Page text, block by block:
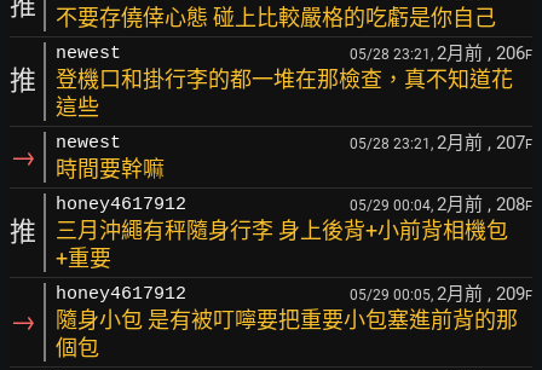
不要存僥倖心態 碰上比較嚴格的吃虧是你自己
推
newest 05/28 23:21, 2月前 , 206F
登機口和掛行李的都一堆在那檢查，真不知道花
這些
→ newest 05/28 23:21, 2月前 , 207F
時間要幹嘛
推
honey4617912 05/29 00:04, 2月前 , 208F
三月沖繩有秤隨身行李 身上後背+小前背相機包
+重要
→
honey4617912 05/29 00:05, 2月前 , 209F
隨身小包 是有被叮嚀要把重要小包塞進前背的那
個包